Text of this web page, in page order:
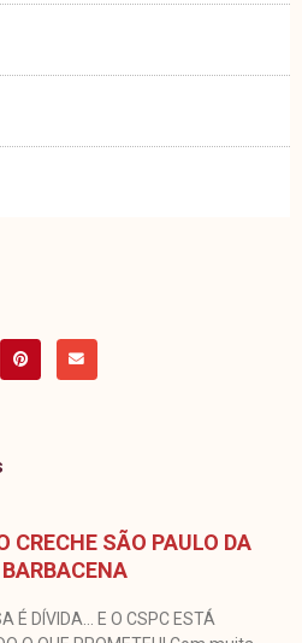
CRECHE SÃO PAULO DA
É DÍVIDA… E O CSPC ESTÁ